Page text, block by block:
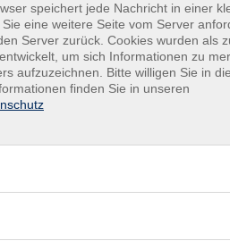
gemäß unseren
.
speichert jede Nachricht in einer
eine weitere Seite vom Server
Server zurück. Cookies wurden als
um sich Informationen zu
aufzuzeichnen. Bitte willigen Sie in
finden Sie in unseren